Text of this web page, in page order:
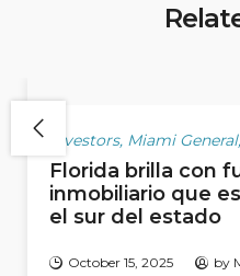
Investors, Miami General,
Florida brilla con
inmobiliario que
el sur del estado
October 15, 2025 by